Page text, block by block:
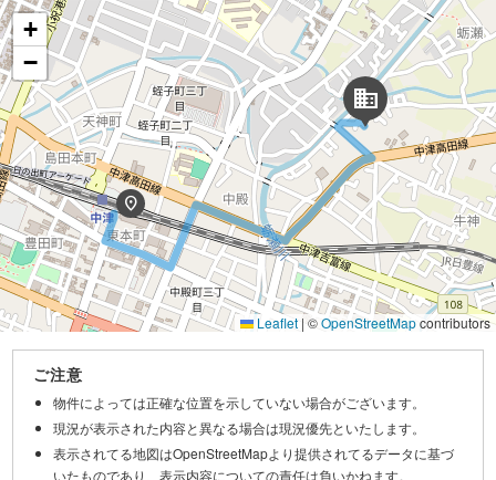
location_on
domain
+
−
Leaflet | ©OpenStreetMapcontributors
ご注意
物件によっては正確な位置を示していない場合がございます。
現況が表示された内容と異なる場合は現況優先といたします。
表示されてる地図はOpenStreetMapより提供されてるデータに基づ
いたものであり、表示内容についての責任は負いかねます。